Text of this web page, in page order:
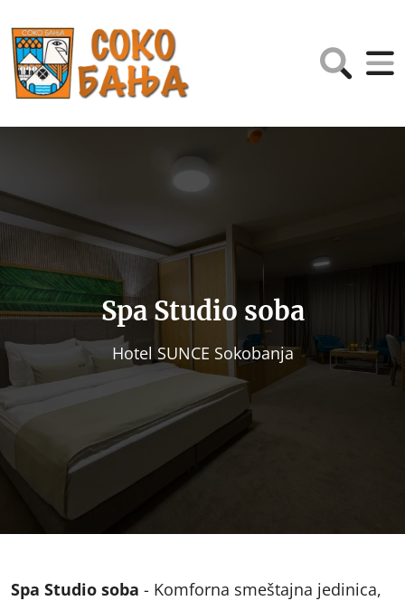
Spa Studio soba
Hotel SUNCE Sokobanja
Spa Studio soba - Komforna smeštajna jedinica,